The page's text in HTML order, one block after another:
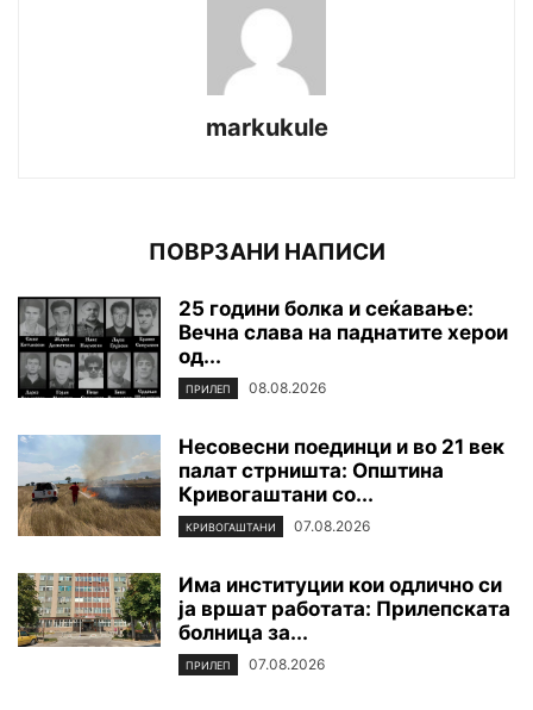
markukule
ПОВРЗАНИ НАПИСИ
25 години болка и сеќавање:
Вечна слава на паднатите xepoи
од...
ПРИЛЕП 08.08.2026
Несовесни поединци и во 21 век
палат стрништа: Општина
Кривогаштани со...
КРИВОГАШТАНИ 07.08.2026
Има институции кои одлично си
ја вршат работата: Прилепската
болница за...
ПРИЛЕП 07.08.2026